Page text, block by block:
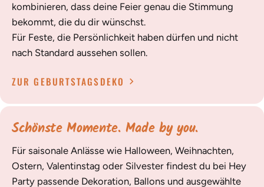
kombinieren, dass deine Feier genau die Stimmung
bekommt, die du dir wünschst.
Für Feste, die Persönlichkeit haben dürfen und nicht
nach Standard aussehen sollen.
ZUR GEBURTSTAGSDEKO
Schönste Momente. Made by you.
Für saisonale Anlässe wie Halloween, Weihnachten,
Ostern, Valentinstag oder Silvester findest du bei Hey
Party passende Dekoration, Ballons und ausgewählte